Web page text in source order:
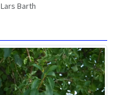
Lars Barth